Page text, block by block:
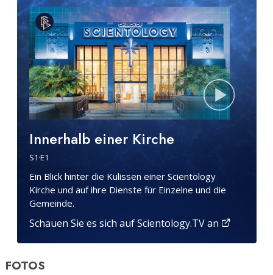
Innerhalb einer Kirche
S1·E1
Ein Blick hinter die Kulissen einer Scientology
Kirche und auf ihre Dienste für Einzelne und die
Gemeinde.
Schauen Sie es sich auf Scientology.TV an
FOTOS